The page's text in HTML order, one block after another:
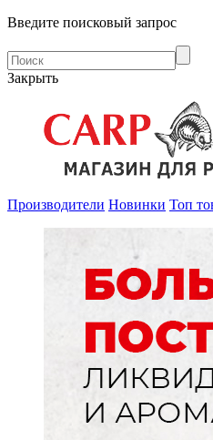
Введите поисковый запрос
Закрыть
Производители Новинки Топ